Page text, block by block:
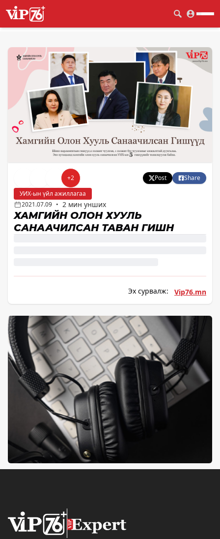
+2 Post
Share
УИХ-ын үйл ажиллагаа
2021.07.09 • 2 мин унших
ХАМГИЙН ОЛОН ХУУЛЬ
САНААЧИЛСАН ТАВАН ГИШҮҮН
Эх сурвалж: Vip76.mn